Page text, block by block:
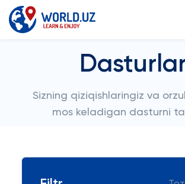
Sizning qiziqishlaringiz va
mos keladigan dasturni